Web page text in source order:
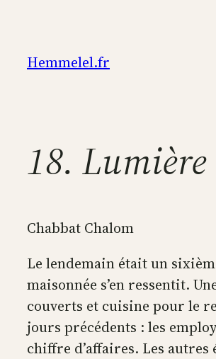
contenu
Hemmelel.fr
18. Lumière
Chabbat Chalom
Le lendemain était un
maisonnée s’en ressentit.
couverts et cuisine pour le
jours précédents : les
chiffre d’affaires. Les